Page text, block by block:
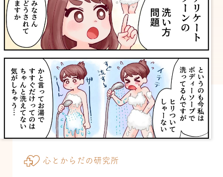
心とからだの研究所